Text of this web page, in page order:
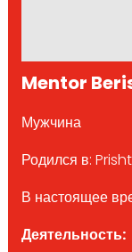
Mentor
Мужчина
Родился в:
В настоящее
Деятельность: